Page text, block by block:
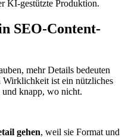
KI-gestützte Produktion.
SEO-Content-
mehr Details bedeuten
Wirklichkeit ist ein nützliches
knapp, wo nicht.
gehen, weil sie Format und